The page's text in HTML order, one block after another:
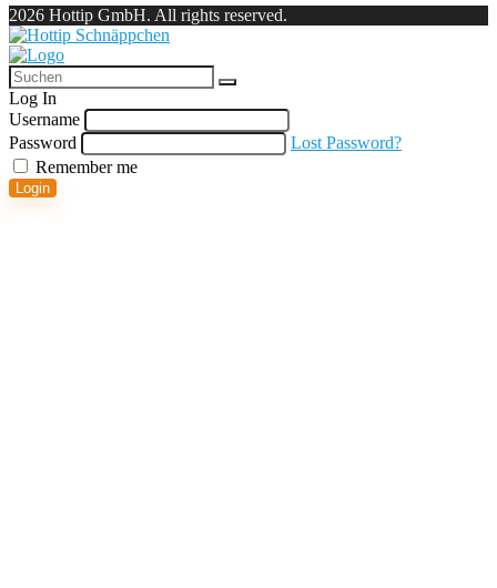
2026 Hottip GmbH. All rights reserved.
Log In
Username
Password
Lost Password?
Remember me
Login